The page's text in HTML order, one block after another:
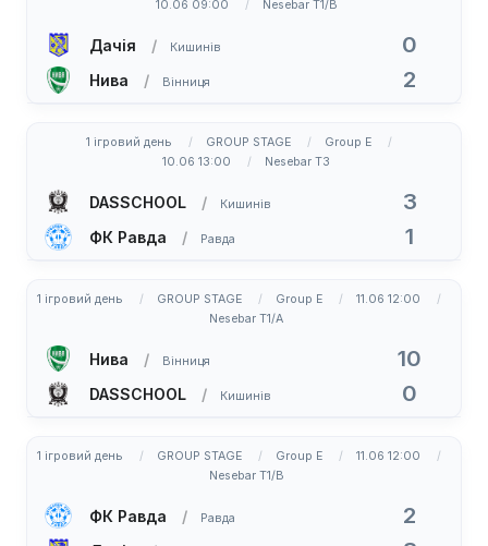
10.06 09:00
Nesebar T1/B
Дачія Кишинів 0
Нива Вінниця 2
1 ігровий день GROUP STAGE
Group E
10.06 13:00
Nesebar T3
DASSCHOOL Кишинів 3
ФК Равда Равда 1
1 ігровий день GROUP STAGE Group E
11.06 12:00
Nesebar T1/A
Нива Вінниця 10
DASSCHOOL Кишинів 0
1 ігровий день GROUP STAGE Group E
11.06 12:00
Nesebar T1/B
ФК Равда Равда 2